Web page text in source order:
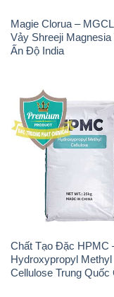
Magie Clorua –
Vảy Shreeji Magnesia
Ấn Độ India
Chất Tạo Đặc HPMC
Hydroxypropyl Methyl
Cellulose Trung Quốc